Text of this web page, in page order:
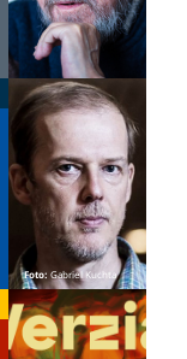
Foto: Gabriel Kuchta